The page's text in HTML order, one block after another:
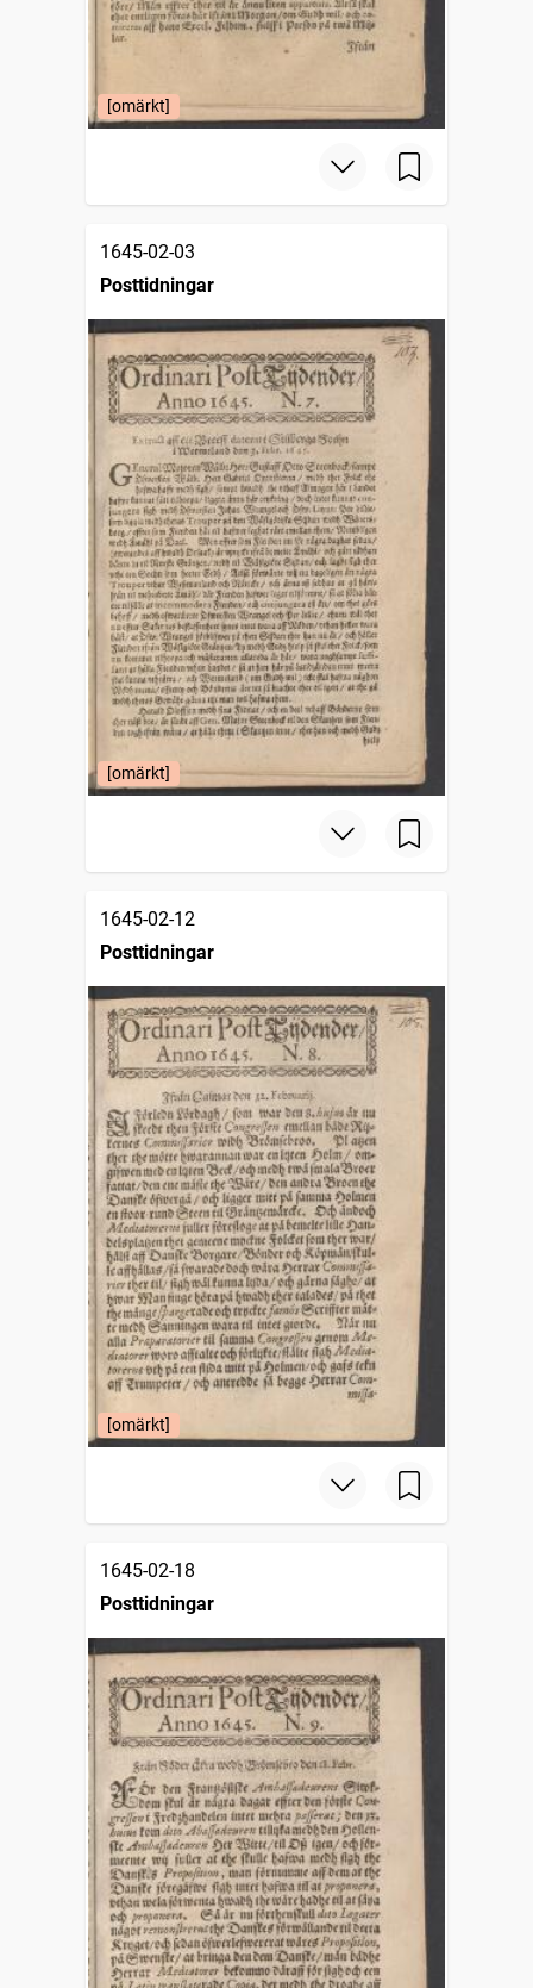
[omärkt]
1645-02-03
Posttidningar
[omärkt]
1645-02-12
Posttidningar
[omärkt]
1645-02-18
Posttidningar